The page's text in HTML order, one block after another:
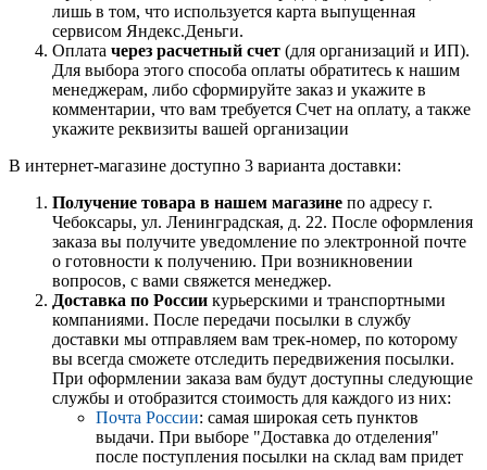
лишь в том, что используется карта выпущенная
сервисом Яндекс.Деньги.
Оплата через расчетный счет (для организаций и ИП).
Для выбора этого способа оплаты обратитесь к нашим
менеджерам, либо сформируйте заказ и укажите в
комментарии, что вам требуется Счет на оплату, а также
укажите реквизиты вашей организации
В интернет-магазине доступно 3 варианта доставки:
Получение товара в нашем магазине по адресу г.
Чебоксары, ул. Ленинградская, д. 22. После оформления
заказа вы получите уведомление по электронной почте
о готовности к получению. При возникновении
вопросов, с вами свяжется менеджер.
Доставка по России курьерскими и транспортными
компаниями. После передачи посылки в службу
доставки мы отправляем вам трек-номер, по которому
вы всегда сможете отследить передвижения посылки.
При оформлении заказа вам будут доступны следующие
службы и отобразится стоимость для каждого из них:
Почта России: самая широкая сеть пунктов
выдачи. При выборе "Доставка до отделения"
после поступления посылки на склад вам придет